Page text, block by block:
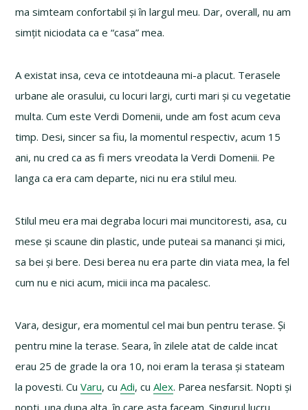
ma simteam confortabil și în largul meu. Dar, overall, nu am
simțit niciodata ca e “casa” mea.
A existat insa, ceva ce intotdeauna mi-a placut. Terasele
urbane ale orasului, cu locuri largi, curti mari și cu vegetatie
multa. Cum este Verdi Domenii, unde am fost acum ceva
timp. Desi, sincer sa fiu, la momentul respectiv, acum 15
ani, nu cred ca as fi mers vreodata la Verdi Domenii. Pe
langa ca era cam departe, nici nu era stilul meu.
Stilul meu era mai degraba locuri mai muncitoresti, asa, cu
mese și scaune din plastic, unde puteai sa mananci și mici,
sa bei și bere. Desi berea nu era parte din viata mea, la fel
cum nu e nici acum, micii inca ma pacalesc.
Vara, desigur, era momentul cel mai bun pentru terase. Și
pentru mine la terase. Seara, în zilele atat de calde incat
erau 25 de grade la ora 10, noi eram la terasa și stateam
la povesti. CuVaru, cuAdi, cuAlex. Parea nesfarsit. Nopti și
nopti, una dupa alta, în care asta faceam. Singurul lucru